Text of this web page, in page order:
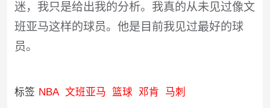
迷，我只是给出我的分析。我真的从未见过像文
班亚马这样的球员。他是目前我见过最好的球
员。
标签 NBA 文班亚马 篮球 邓肯 马刺